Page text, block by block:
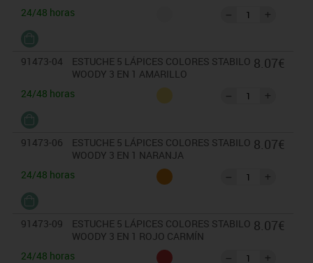
24/48 horas
91473-04
ESTUCHE 5 LÁPICES COLORES STABILO
WOODY 3 EN 1 AMARILLO
24/48 horas
8.07€
91473-06
ESTUCHE 5 LÁPICES COLORES STABILO
WOODY 3 EN 1 NARANJA
24/48 horas
8.07€
91473-09
ESTUCHE 5 LÁPICES COLORES STABILO
WOODY 3 EN 1 ROJO CARMÍN
24/48 horas
8.07€